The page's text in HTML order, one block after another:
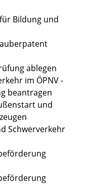
Bildung und
ablegen
im ÖPNV -
beantragen
und
Schwerverkehr